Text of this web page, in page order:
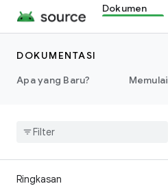
Dokumen
DOKUMENTASI
Apa yang Baru?
Memulai
Ringkasan